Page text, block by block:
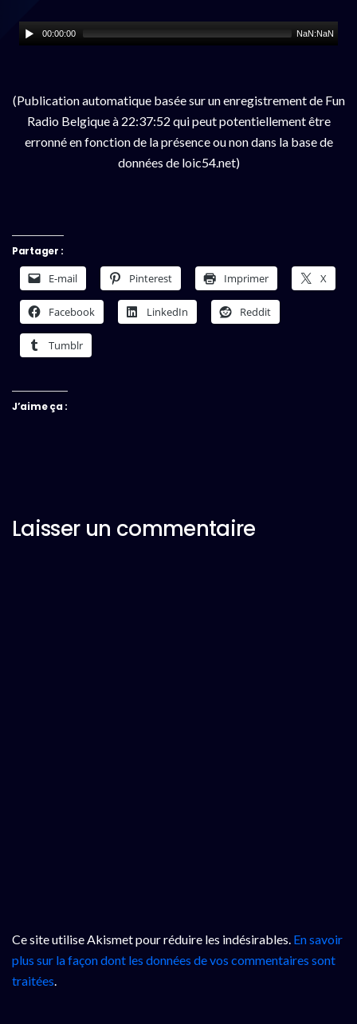
00:00:00 NaN:NaN
(Publication automatique basée sur un enregistrement de Fun
Radio Belgique à 22:37:52 qui peut potentiellement être
erronné en fonction de la présence ou non dans la base de
données de loic54.net)
Partager :
E-mail Pinterest Imprimer X
Facebook LinkedIn Reddit
Tumblr
J’aime ça :
Laisser un commentaire
Ce site utilise Akismet pour réduire les indésirables. En savoir
plus sur la façon dont les données de vos commentaires sont
traitées.